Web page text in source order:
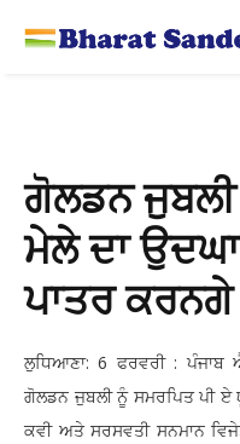
ਗੋਲਡਨ
ਮੇਲੇ ਦਾ
ਪਾਤਰ ਕਰਨਗੇ
ਲੁਧਿਆਣਾ: 6 ਫਰਵਰੀ : ਪੰਜਾਬ
ਗੋਲਡਨ ਜੁਬਲੀ ਨੂੰ ਸਮਰਪਿਤ ਪੀ ਏ
ਕਵੀ ਅਤੇ ਸਰਸਵਤੀ ਸਨਮਾਨ